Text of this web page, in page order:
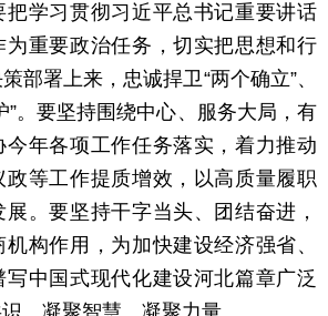
学习贯彻习近平总书记重要讲话
为重要政治任务，切实把思想和行
部署上来，忠诚捍卫“两个确立”、
”。要坚持围绕中心、服务大局，有
今年各项工作任务落实，着力推动
政等工作提质增效，以高质量履职
。要坚持干字当头、团结奋进，
构作用，为加快建设经济强省、
中国式现代化建设河北篇章广泛
、凝聚智慧、凝聚力量。